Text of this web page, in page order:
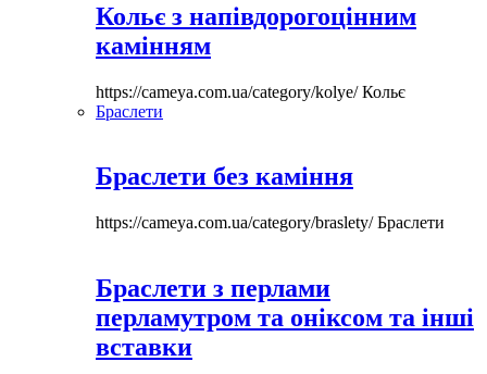
Кольє з напівдорогоцінним
камінням
https://cameya.com.ua/category/kolye/Кольє
Браслети
Браслети без каміння
https://cameya.com.ua/category/braslety/Браслети
Браслети з перлами
перламутром та оніксом та інші
вставки